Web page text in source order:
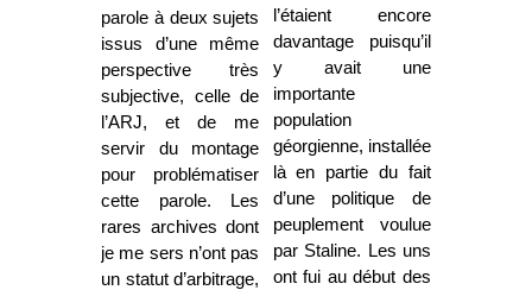
parole à deux sujets
issus d’une même
perspective très
subjective, celle de
l’ARJ, et de me
servir du montage
pour problématiser
cette parole. Les
rares archives dont
je me sers n’ont pas
un statut d’arbitrage,
l’étaient encore
davantage puisqu’il
y avait une
importante
population
géorgienne, installée
là en partie du fait
d’une politique de
peuplement voulue
par Staline. Les uns
ont fui au début des